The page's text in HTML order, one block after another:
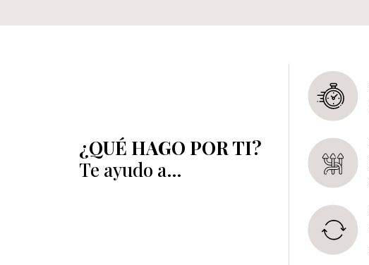
¿QUÉ HAGO POR TI?
Te ayudo a…